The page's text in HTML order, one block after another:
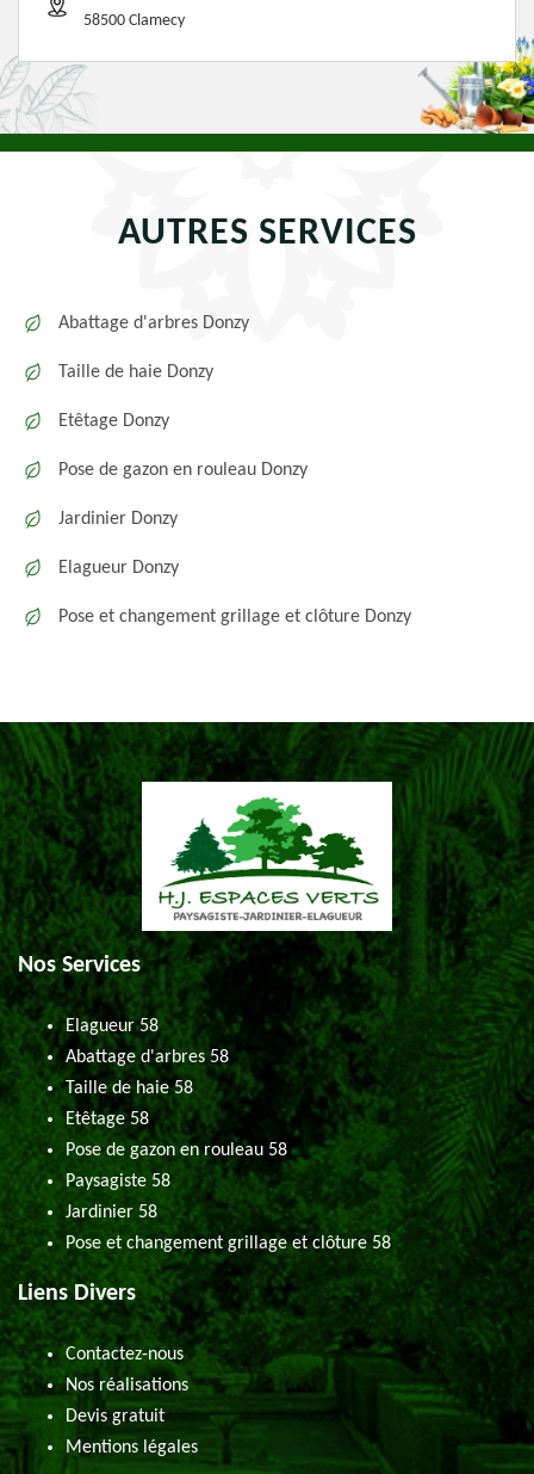
58500 Clamecy
AUTRES SERVICES
Abattage d'arbres Donzy
Taille de haie Donzy
Etêtage Donzy
Pose de gazon en rouleau Donzy
Jardinier Donzy
Elagueur Donzy
Pose et changement grillage et clôture Donzy
Nos Services
Elagueur 58
Abattage d'arbres 58
Taille de haie 58
Etêtage 58
Pose de gazon en rouleau 58
Paysagiste 58
Jardinier 58
Pose et changement grillage et clôture 58
Liens Divers
Contactez-nous
Nos réalisations
Devis gratuit
Mentions légales